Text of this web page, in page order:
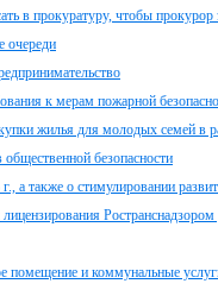
в прокуратуру, чтобы прокурор
очереди
к мерам пожарной
жилья для молодых семей в
безопасности
а также о стимулировании
помещение и коммунальные